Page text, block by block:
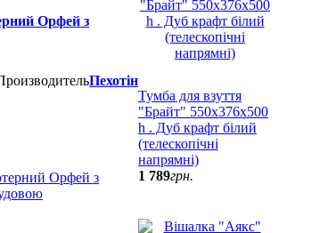
Орфей з
Пехотін
Тумба для взуття
"Брайт" 550х376х500
h . Дуб крафт білий
(телескопічні
напрямні)
1 789грн.